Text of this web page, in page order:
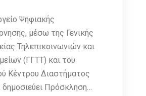
Ψηφιακής
μέσω της Γενικής
Τηλεπικοινωνιών και
(ΓΓΤΤ) και του
Κέντρου Διαστήματος
Πρόσκληση…